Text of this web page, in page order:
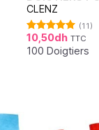
CLENZ
Note5.00
sur 5
(11)
10,50dh TTC
100 Doigtiers